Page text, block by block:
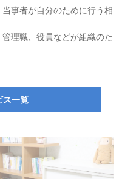
事者が自分のために行う相
理職、役員などが組織のた
ス一覧